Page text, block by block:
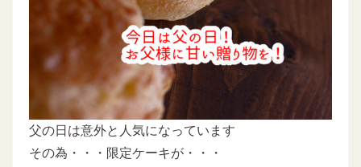
父の日は意外と人気になっています
その為・・・限定ケーキが・・・